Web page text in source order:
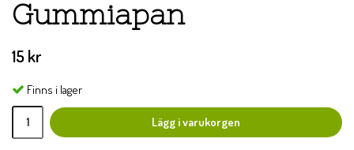
Gummiapan
15 kr
Finns i lager
Lägg i varukorgen